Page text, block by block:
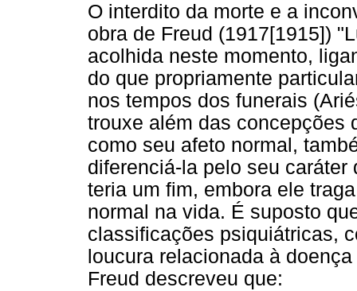
O interdito da morte e a
obra de Freud (1917[1915])
acolhida neste momento,
do que propriamente
nos tempos dos funerais
trouxe além das concepções
como seu afeto normal,
diferenciá-la pelo seu
teria um fim, embora ele
normal na vida. É suposto
classificações psiquiátricas,
loucura relacionada à
Freud descreveu que: